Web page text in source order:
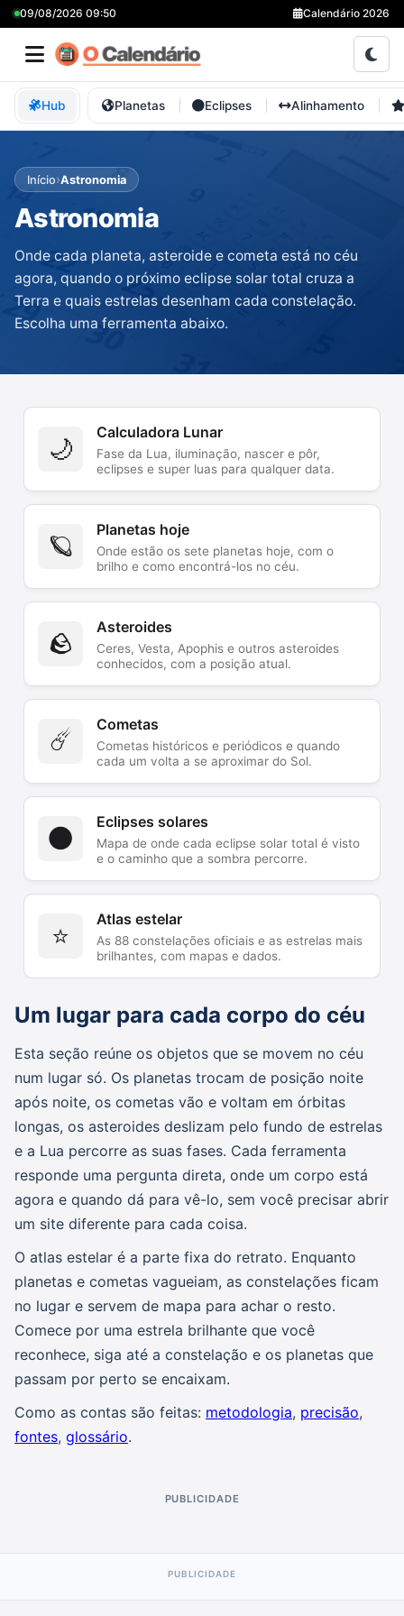
09/08/2026 09:50 Calendário 2026
Hub Planetas Eclipses Alinhamento
Início›Astronomia
Astronomia
Onde cada planeta, asteroide e cometa está no céu
agora, quando o próximo eclipse solar total cruza a
Terra e quais estrelas desenham cada constelação.
Escolha uma ferramenta abaixo.
🌙
Calculadora Lunar
Fase da Lua, iluminação, nascer e pôr,
eclipses e super luas para qualquer data.
🪐
Planetas hoje
Onde estão os sete planetas hoje, com o
brilho e como encontrá-los no céu.
🪨
Asteroides
Ceres, Vesta, Apophis e outros asteroides
conhecidos, com a posição atual.
☄️
Cometas
Cometas históricos e periódicos e quando
cada um volta a se aproximar do Sol.
🌑
Eclipses solares
Mapa de onde cada eclipse solar total é visto
e o caminho que a sombra percorre.
⭐
Atlas estelar
As 88 constelações oficiais e as estrelas mais
brilhantes, com mapas e dados.
Um lugar para cada corpo do céu
Esta seção reúne os objetos que se movem no céu
num lugar só. Os planetas trocam de posição noite
após noite, os cometas vão e voltam em órbitas
longas, os asteroides deslizam pelo fundo de estrelas
e a Lua percorre as suas fases. Cada ferramenta
responde uma pergunta direta, onde um corpo está
agora e quando dá para vê-lo, sem você precisar abrir
um site diferente para cada coisa.
O atlas estelar é a parte fixa do retrato. Enquanto
planetas e cometas vagueiam, as constelações ficam
no lugar e servem de mapa para achar o resto.
Comece por uma estrela brilhante que você
reconhece, siga até a constelação e os planetas que
passam por perto se encaixam.
Como as contas são feitas: metodologia, precisão,
fontes, glossário.
PUBLICIDADE